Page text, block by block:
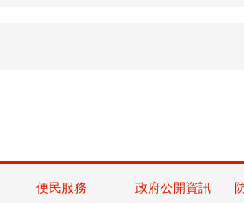
便民服務 政府公開資訊